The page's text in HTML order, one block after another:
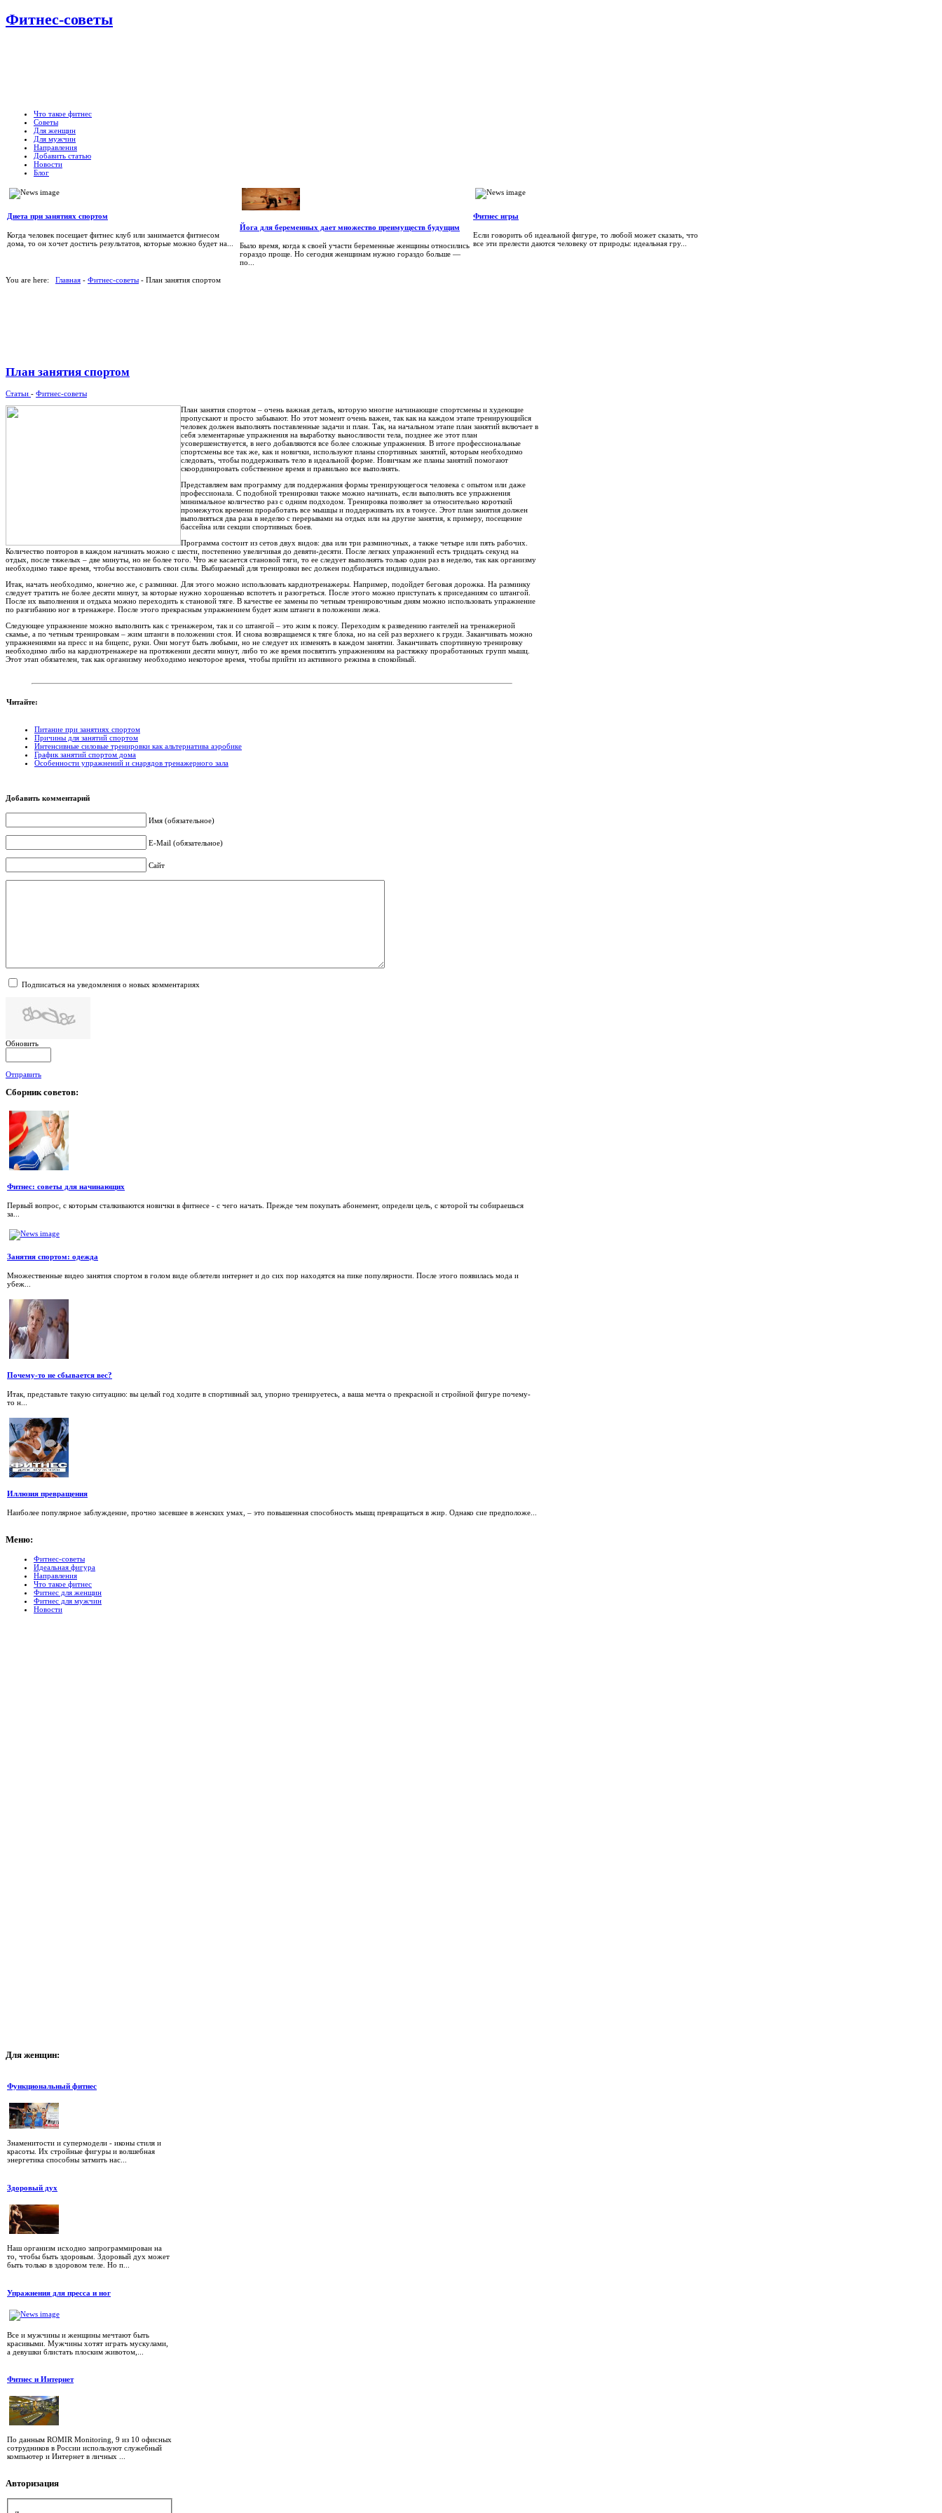
Фитнес-советы
Что такое фитнес
Советы
Для женщин
Для мужчин
Направления
Добавить статью
Новости
Блог
Диета при занятиях спортом
Когда человек посещает фитнес клуб или занимается фитнесом
дома, то он хочет достичь результатов, которые можно будет на...
Йога для беременных дает множество преимуществ будущим
Было время, когда к своей участи беременные женщины относились
гораздо проще. Но сегодня женщинам нужно гораздо больше —
по...
Фитнес игры
Если говорить об идеальной фигуре, то любой может сказать, что
все эти прелести даются человеку от природы: идеальная гру...
You are here: Главная - Фитнес-советы - План занятия спортом
План занятия спортом
Статьи - Фитнес-советы
План занятия спортом – очень важная деталь, которую многие начинающие спортсмены и худеющие
пропускают и просто забывают. Но этот момент очень важен, так как на каждом этапе тренирующийся
человек должен выполнять поставленные задачи и план. Так, на начальном этапе план занятий включает в
себя элементарные упражнения на выработку выносливости тела, позднее же этот план
усовершенствуется, в него добавляются все более сложные упражнения. В итоге профессиональные
спортсмены все так же, как и новички, используют планы спортивных занятий, которым необходимо
следовать, чтобы поддерживать тело в идеальной форме. Новичкам же планы занятий помогают
скоординировать собственное время и правильно все выполнять.
Представляем вам программу для поддержания формы тренирующегося человека с опытом или даже
профессионала. С подобной тренировки также можно начинать, если выполнять все упражнения
минимальное количество раз с одним подходом. Тренировка позволяет за относительно короткий
промежуток времени проработать все мышцы и поддерживать их в тонусе. Этот план занятия должен
выполняться два раза в неделю с перерывами на отдых или на другие занятия, к примеру, посещение
бассейна или секции спортивных боев.
Программа состоит из сетов двух видов: два или три разминочных, а также четыре или пять рабочих.
Количество повторов в каждом начинать можно с шести, постепенно увеличивая до девяти-десяти. После легких упражнений есть тридцать секунд на
отдых, после тяжелых – две минуты, но не более того. Что же касается становой тяги, то ее следует выполнять только один раз в неделю, так как организму
необходимо такое время, чтобы восстановить свои силы. Выбираемый для тренировки вес должен подбираться индивидуально.
Итак, начать необходимо, конечно же, с разминки. Для этого можно использовать кардиотренажеры. Например, подойдет беговая дорожка. На разминку
следует тратить не более десяти минут, за которые нужно хорошенько вспотеть и разогреться. После этого можно приступать к приседаниям со штангой.
После их выполнения и отдыха можно переходить к становой тяге. В качестве ее замены по четным тренировочным дням можно использовать упражнение
по разгибанию ног в тренажере. После этого прекрасным упражнением будет жим штанги в положении лежа.
Следующее упражнение можно выполнить как с тренажером, так и со штангой – это жим к поясу. Переходим к разведению гантелей на тренажерной
скамье, а по четным тренировкам – жим штанги в положении стоя. И снова возвращаемся к тяге блока, но на сей раз верхнего к груди. Заканчивать можно
упражнениями на пресс и на бицепс, руки. Они могут быть любыми, но не следует их изменять в каждом занятии. Заканчивать спортивную тренировку
необходимо либо на кардиотренажере на протяжении десяти минут, либо то же время посвятить упражнениям на растяжку проработанных групп мышц.
Этот этап обязателен, так как организму необходимо некоторое время, чтобы прийти из активного режима в спокойный.
Читайте:
Питание при занятиях спортом
Причины для занятий спортом
Интенсивные силовые тренировки как альтернатива аэробике
График занятий спортом дома
Особенности упражнений и снарядов тренажерного зала
Добавить комментарий
Имя (обязательное)
E-Mail (обязательное)
Сайт
Подписаться на уведомления о новых комментариях
Обновить
Отправить
Сборниксоветов:
Фитнес: советы для начинающих
Первый вопрос, с которым сталкиваются новички в фитнесе - с чего начать. Прежде чем покупать абонемент, определи цель, с которой ты собираешься
за...
Занятия спортом: одежда
Множественные видео занятия спортом в голом виде облетели интернет и до сих пор находятся на пике популярности. После этого появилась мода и
убеж...
Почему-то не сбывается вес?
Итак, представьте такую ситуацию: вы целый год ходите в спортивный зал, упорно тренируетесь, а ваша мечта о прекрасной и стройной фигуре почему-
то н...
Иллюзия превращения
Наиболее популярное заблуждение, прочно засевшее в женских умах, – это повышенная способность мышц превращаться в жир. Однако сие предположе...
Меню:
Фитнес-советы
Идеальная фигура
Направления
Что такое фитнес
Фитнес для женщин
Фитнес для мужчин
Новости
Для женщин:
Функциональный фитнес
Знаменитости и супермодели - иконы стиля и
красоты. Их стройные фигуры и волшебная
энергетика способны затмить нас...
Здоровый дух
Наш организм исходно запрограммирован на
то, чтобы быть здоровым. Здоровый дух может
быть только в здоровом теле. Но п...
Упражнения для пресса и ног
Все и мужчины и женщины мечтают быть
красивыми. Мужчины хотят играть мускулами,
а девушки блистать плоским животом,...
Фитнес и Интернет
По данным ROMIR Monitoring, 9 из 10 офисных
сотрудников в России используют служебный
компьютер и Интернет в личных ...
Авторизация